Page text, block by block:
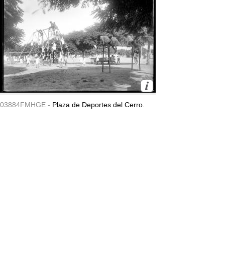
03884FMHGE - Plaza de Deportes del Cerro.